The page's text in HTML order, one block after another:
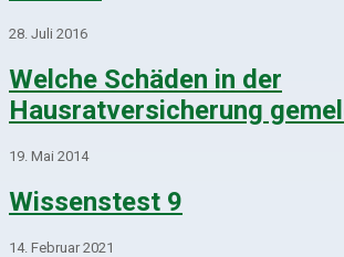
28. Juli 2016
Welche Schäden in der
Hausratversicherung
19. Mai 2014
Wissenstest 9
14. Februar 2021